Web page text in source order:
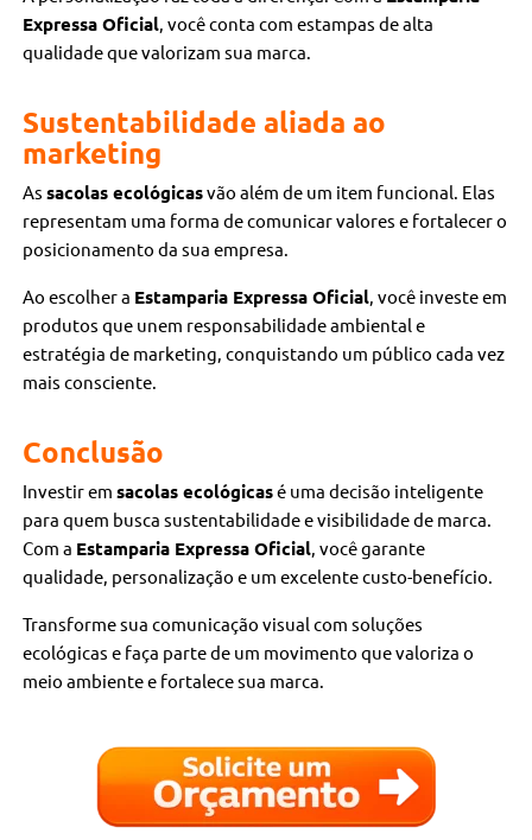
Expressa Oficial, você conta com estampas de alta
qualidade que valorizam sua marca.
Sustentabilidade aliada ao
marketing
Assacolas ecológicasvão além de um item funcional. Elas
representam uma forma de comunicar valores e fortalecer o
posicionamento da sua empresa.
Ao escolher a Estamparia Expressa Oficial, você investe em
produtos que unem responsabilidade ambiental e
estratégia de marketing, conquistando um público cada vez
mais consciente.
Conclusão
Investir emsacolas ecológicasé uma decisão inteligente
para quem busca sustentabilidade e visibilidade de marca.
Com a Estamparia Expressa Oficial, você garante
qualidade, personalização e um excelente custo-benefício.
Transforme sua comunicação visual com soluções
ecológicas e faça parte de um movimento que valoriza o
meio ambiente e fortalece sua marca.